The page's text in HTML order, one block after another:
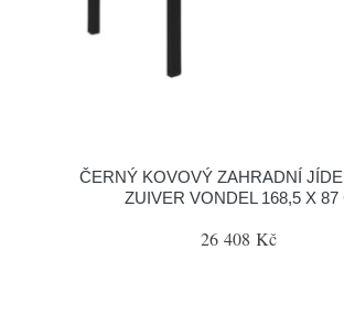
ČERNÝ KOVOVÝ ZAHRADNÍ
ZUIVER VONDEL 168,5 X 87
26 408 Kč